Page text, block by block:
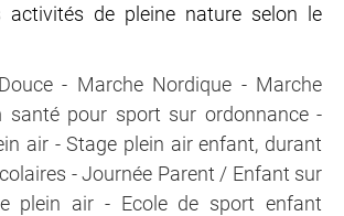
activités de pleine nature selon le
- Marche Nordique - Marche
santé pour sport sur ordonnance -
air - Stage plein air enfant, durant
- Journée Parent / Enfant sur
plein air - Ecole de sport enfant